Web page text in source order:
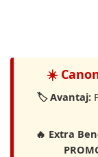
☀️
🏷️ Avantaj:
🔥 Extra